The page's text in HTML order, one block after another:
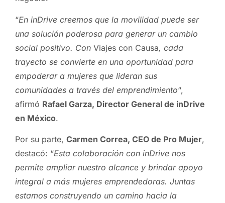
“En inDrive creemos que la movilidad puede ser
una solución poderosa para generar un cambio
social positivo. Con Viajes con Causa, cada
trayecto se convierte en una oportunidad para
empoderar a mujeres que lideran sus
comunidades a través del emprendimiento“,
afirmó Rafael Garza, Director General de inDrive
en México.
Por su parte, Carmen Correa, CEO de Pro Mujer,
destacó: “Esta colaboración con inDrive nos
permite ampliar nuestro alcance y brindar apoyo
integral a más mujeres emprendedoras. Juntas
estamos construyendo un camino hacia la